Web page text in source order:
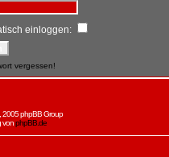
einloggen:
vergessen!
phpBB Group
vonphpBB.de